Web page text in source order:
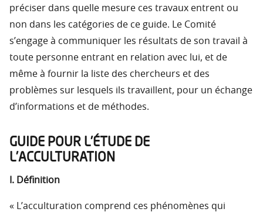
préciser dans quelle mesure ces travaux entrent ou
non dans les catégories de ce guide. Le Comité
s’engage à communiquer les résultats de son travail à
toute personne entrant en relation avec lui, et de
même à fournir la liste des chercheurs et des
problèmes sur lesquels ils travaillent, pour un échange
d’informations et de méthodes.
GUIDE POUR L’ÉTUDE DE
L’ACCULTURATION
I. Définition
« L’acculturation comprend ces phénomènes qui